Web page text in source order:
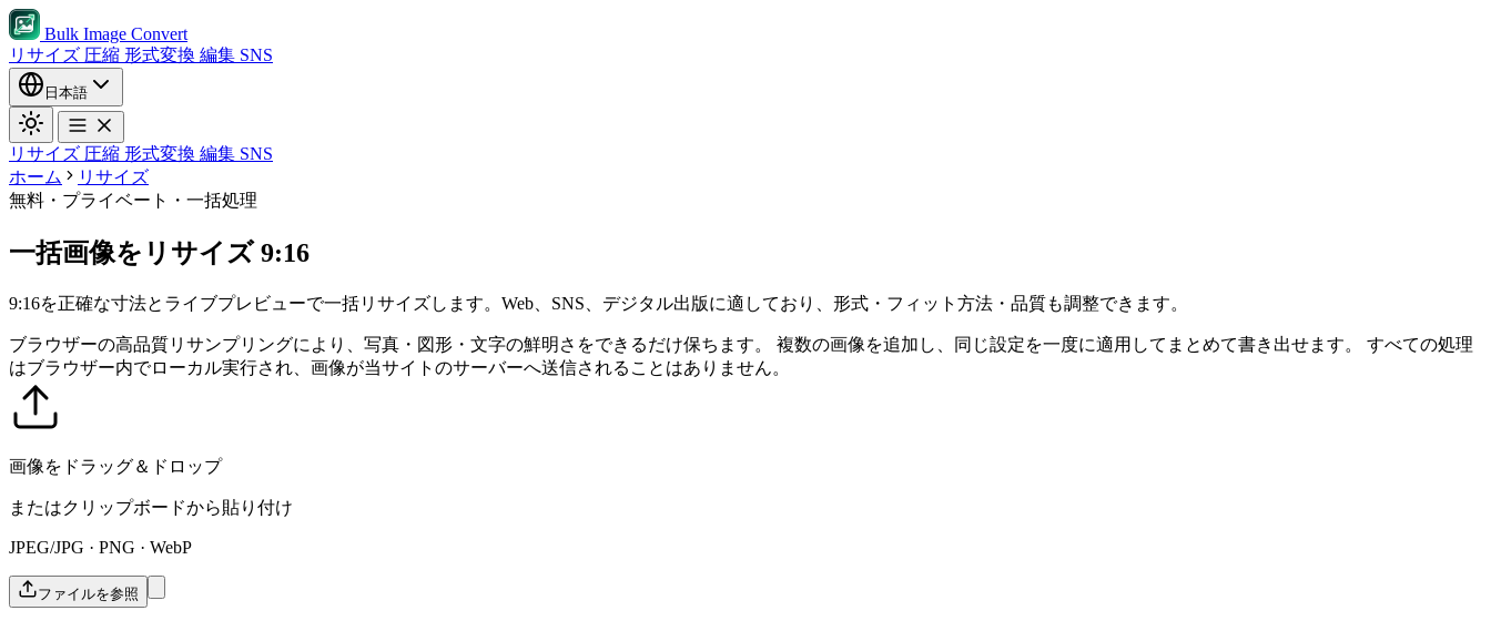
Bulk Image Convert
リサイズ 圧縮 形式変換 編集 SNS
日本語
リサイズ 圧縮 形式変換 編集 SNS
ホーム
リサイズ
無料・プライベート・一括処理
一括画像をリサイズ 9:16
9:16を正確な寸法とライブプレビューで一括リサイズします。Web、SNS、デジタル出版に適しており、形式・フィット方法・品質も調整できます。
ブラウザーの高品質リサンプリングにより、写真・図形・文字の鮮明さをできるだけ保ちます。 複数の画像を追加し、同じ設定を一度に適用してまとめて書き出せます。 すべての処理
はブラウザー内でローカル実行され、画像が当サイトのサーバーへ送信されることはありません。
画像をドラッグ＆ドロップ
またはクリップボードから貼り付け
JPEG/JPG · PNG · WebP
ファイルを参照